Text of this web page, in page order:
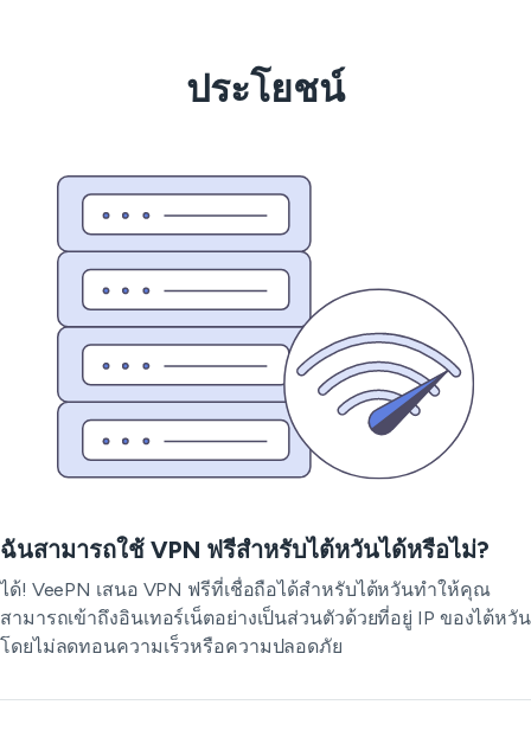
ประโยชน์
ฉันสามารถใช้ VPN ฟรีสำหรับไต้หวันได้หรือไม่?
ได้! VeePN เสนอ VPN ฟรีที่เชื่อถือได้สำหรับไต้หวันทำให้คุณ
สามารถเข้าถึงอินเทอร์เน็ตอย่างเป็นส่วนตัวด้วยที่อยู่ IP ของไต้หวัน
โดยไม่ลดทอนความเร็วหรือความปลอดภัย